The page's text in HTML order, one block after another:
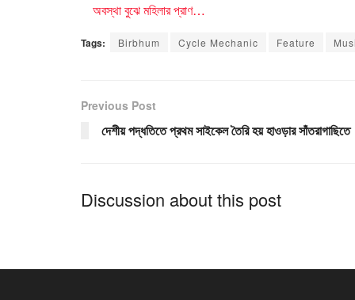
অবস্থা বুঝে মহিলার প্রাণ…
Tags: Birbhum Cycle Mechanic Feature
Previous Post
দেশীয় পদ্ধতিতে প্রথম সাইকেল তৈরি হয় হাওড়ার সাঁতরাগাছিতে
Discussion about this post